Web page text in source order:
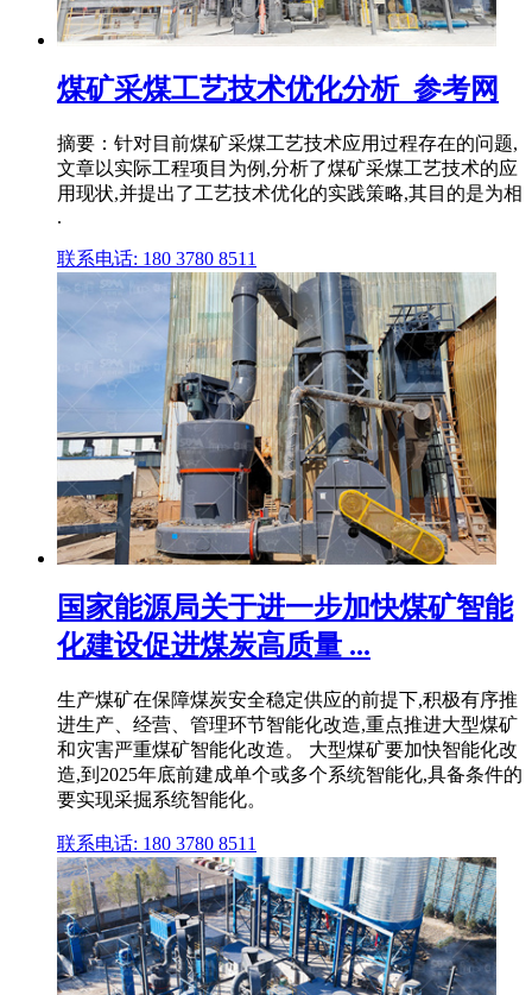
煤矿采煤工艺技术优化分析_参考网
摘要：针对目前煤矿采煤工艺技术应用过程存在的问题,
文章以实际工程项目为例,分析了煤矿采煤工艺技术的应
用现状,并提出了工艺技术优化的实践策略,其目的是为相
.
联系电话: 180 3780 8511
国家能源局关于进一步加快煤矿智能
化建设促进煤炭高质量 ...
生产煤矿在保障煤炭安全稳定供应的前提下,积极有序推
进生产、经营、管理环节智能化改造,重点推进大型煤矿
和灾害严重煤矿智能化改造。 大型煤矿要加快智能化改
造,到2025年底前建成单个或多个系统智能化,具备条件的
要实现采掘系统智能化。
联系电话: 180 3780 8511